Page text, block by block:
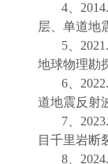
4、 2014.
层、单道地
5、 2021 .
地球物理勘
6、 2022.
道地震反射
7、 202
目千里岩断
8、 202